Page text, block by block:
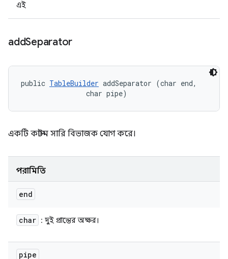
এই
addSeparator
public TableBuilder addSeparator (char end,
                char pipe)
একটি কাস্টম সারি বিভাজক যোগ করে।
পরামিতি
end
char : দুই প্রান্তের অক্ষর।
pipe